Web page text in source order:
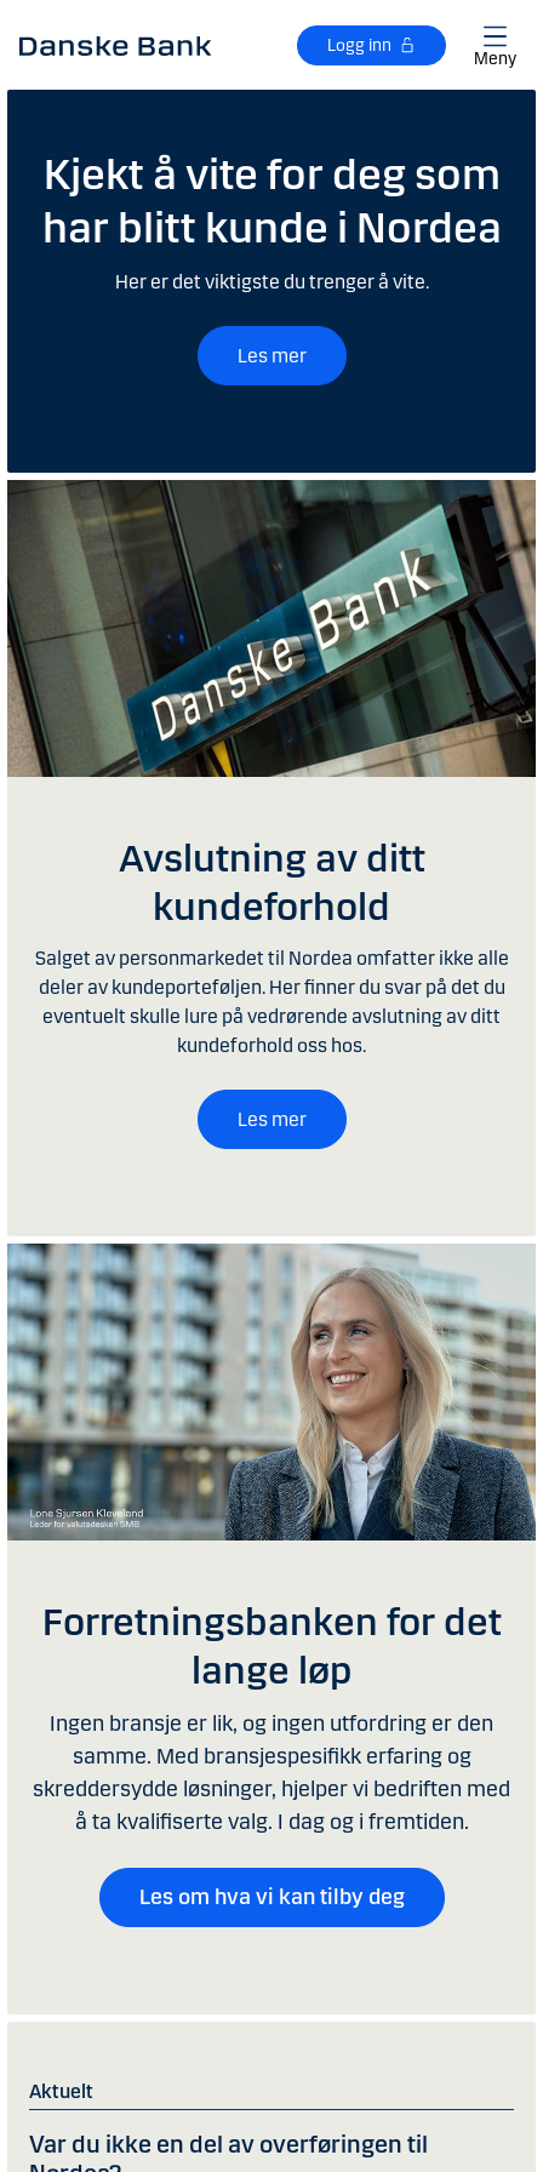
Logg inn
Meny
Kjekt å vite for deg som
har blitt kunde i Nordea
Her er det viktigste du trenger å vite.
Les mer
Avslutning av ditt
kundeforhold
Salget av personmarkedet til Nordea omfatter ikke alle
deler av kundeporteføljen. Her finner du svar på det du
eventuelt skulle lure på vedrørende avslutning av ditt
kundeforhold oss hos.
Les mer
Forretningsbanken for det
lange løp
Ingen bransje er lik, og ingen utfordring er den
samme. Med bransjespesifikk erfaring og
skreddersydde løsninger, hjelper vi bedriften med
å ta kvalifiserte valg. I dag og i fremtiden.
Les om hva vi kan tilby deg
Aktuelt
Var du ikke en del av overføringen til